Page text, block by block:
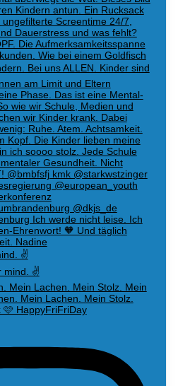
✌️
Mein Lachen. Mein Stolz. Mein